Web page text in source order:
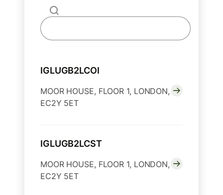
IGLUGB2LCOI
MOOR HOUSE, FLOOR 1, LONDON,
EC2Y 5ET
IGLUGB2LCST
MOOR HOUSE, FLOOR 1, LONDON,
EC2Y 5ET